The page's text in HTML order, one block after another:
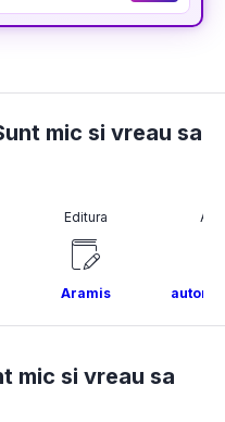
mic si vreau sa
Editura
Aramis autor
mic si vreau sa